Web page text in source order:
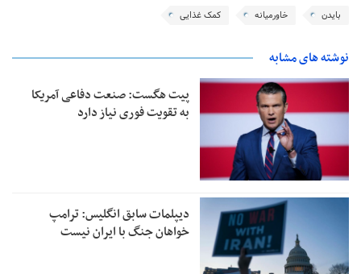
بایدن خاورمیانه کمک غذایی
نوشته های مشابه
پیت هگست: صنعت دفاعی آمریکا
به تقویت فوری نیاز دارد
دیپلمات سابق انگلیس:‌ ترامپ
خواهان جنگ با ایران نیست